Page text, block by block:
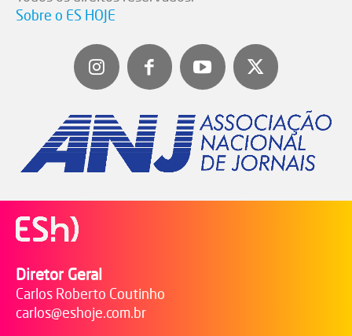
Sobre o ES HOJE
Diretor Geral
Carlos Roberto Coutinho
carlos@eshoje.com.br